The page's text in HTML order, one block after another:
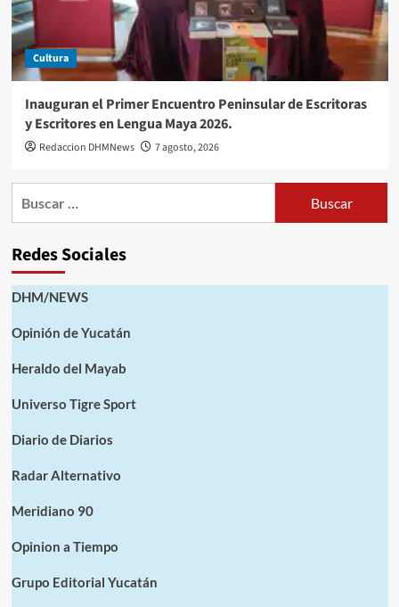
Cultura
Inauguran el Primer Encuentro Peninsular de Escritoras
y Escritores en Lengua Maya 2026.
Redaccion DHMNews 7 agosto, 2026
Redes Sociales
DHM/NEWS
Opinión de Yucatán
Heraldo del Mayab
Universo Tigre Sport
Diario de Diarios
Radar Alternativo
Meridiano 90
Opinion a Tiempo
Grupo Editorial Yucatán